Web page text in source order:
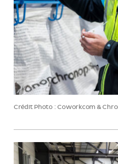
Crédit Photo : Coworkcom &